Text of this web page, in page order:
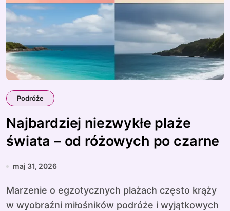
Podróże
Najbardziej niezwykłe plaże
świata – od różowych po czarne
maj 31, 2026
Marzenie o egzotycznych plażach często krąży
w wyobraźni miłośników podróże i wyjątkowych